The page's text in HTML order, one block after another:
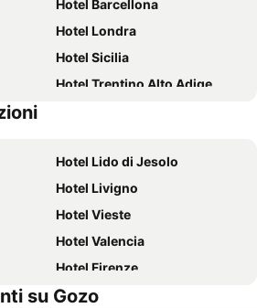
Hotel Barcellona
Hotel Londra
Hotel Sicilia
Hotel Trentino Alto Adige
Hotel Lido di Jesolo
Hotel Livigno
Hotel Vieste
Hotel Valencia
Hotel Firenze
Hotel Caorle
su Gozo